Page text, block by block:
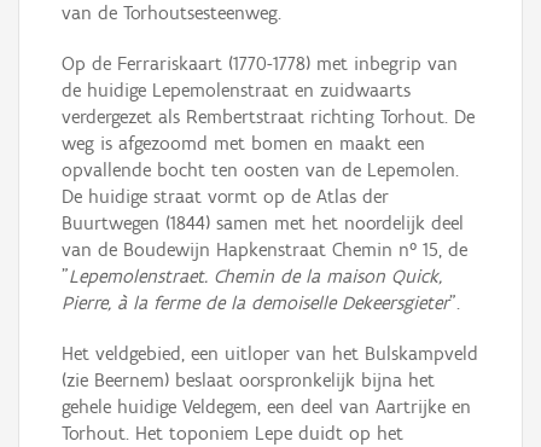
van de Torhoutsesteenweg.
Op de Ferrariskaart (1770-1778) met inbegrip van
de huidige Lepemolenstraat en zuidwaarts
verdergezet als Rembertstraat richting Torhout. De
weg is afgezoomd met bomen en maakt een
opvallende bocht ten oosten van de Lepemolen.
De huidige straat vormt op de Atlas der
Buurtwegen (1844) samen met het noordelijk deel
van de Boudewijn Hapkenstraat Chemin n° 15, de
"Lepemolenstraet. Chemin de la maison Quick,
Pierre, à la ferme de la demoiselle Dekeersgieter".
Het veldgebied, een uitloper van het Bulskampveld
(zie Beernem) beslaat oorspronkelijk bijna het
gehele huidige Veldegem, een deel van Aartrijke en
Torhout. Het toponiem Lepe duidt op het